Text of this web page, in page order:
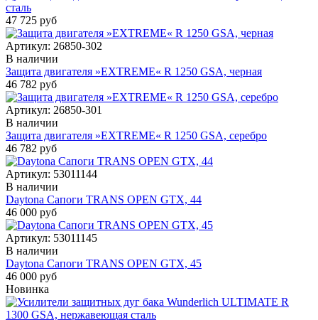
сталь
47 725 руб
Артикул: 26850-302
В наличии
Защита двигателя »EXTREME« R 1250 GSA, черная
46 782 руб
Артикул: 26850-301
В наличии
Защита двигателя »EXTREME« R 1250 GSA, серебро
46 782 руб
Артикул: 53011144
В наличии
Daytona Сапоги TRANS OPEN GTX, 44
46 000 руб
Артикул: 53011145
В наличии
Daytona Сапоги TRANS OPEN GTX, 45
46 000 руб
Новинка